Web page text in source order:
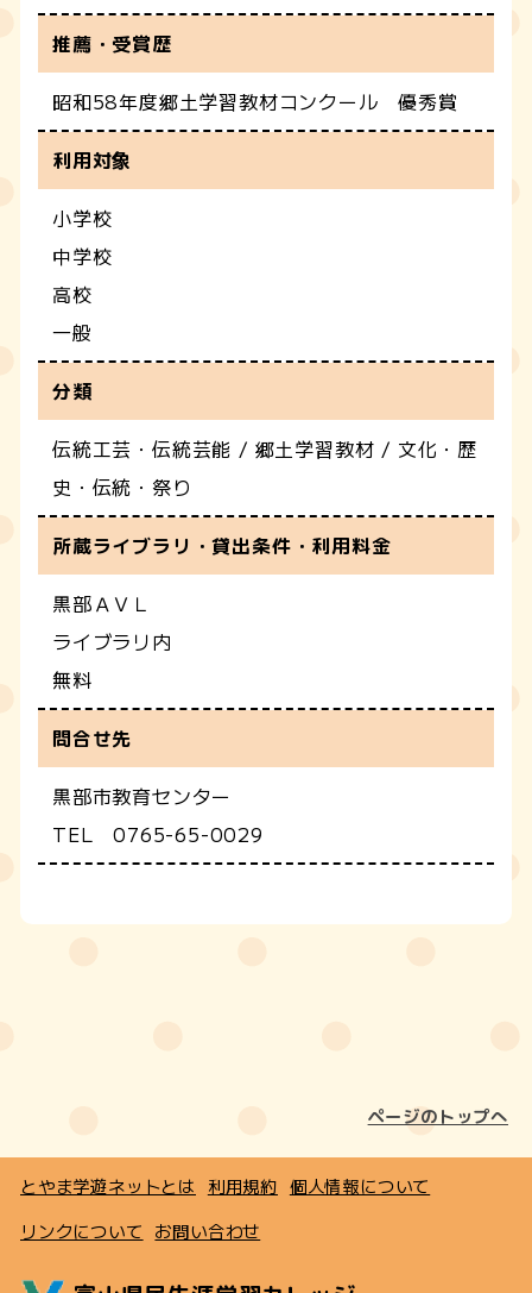
推薦・受賞歴
昭和58年度郷土学習教材コンクール 優秀賞
利用対象
小学校
中学校
高校
一般
分類
伝統工芸・伝統芸能 / 郷土学習教材 / 文化・歴
史・伝統・祭り
所蔵ライブラリ・貸出条件・利用料金
黒部ＡＶＬ
ライブラリ内
無料
問合せ先
黒部市教育センター
TEL 0765-65-0029
ページのトップへ
とやま学遊ネットとは 利用規約 個人情報について
リンクについて お問い合わせ